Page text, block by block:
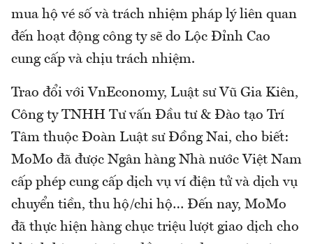
mua hộ vé số và trách nhiệm pháp lý liên quan
đến hoạt động công ty sẽ do Lộc Đỉnh Cao
cung cấp và chịu trách nhiệm.
Trao đổi với VnEconomy, Luật sư Vũ Gia Kiên,
Công ty TNHH Tư vấn Đầu tư & Đào tạo Trí
Tâm thuộc Đoàn Luật sư Đồng Nai, cho biết:
MoMo đã được Ngân hàng Nhà nước Việt Nam
cấp phép cung cấp dịch vụ ví điện tử và dịch vụ
chuyển tiền, thu hộ/chi hộ… Đến nay, MoMo
đã thực hiện hàng chục triệu lượt giao dịch cho